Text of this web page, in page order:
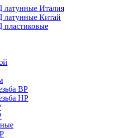
Италия
Китай
ВР
НР